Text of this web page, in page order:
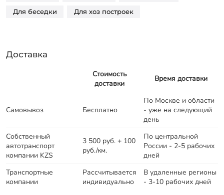
Для беседки Для хоз построек
Доставка
Стоимость
доставки
Время доставки
Самовывоз Бесплатно
По Москве и области
- уже на следующий
день
Собственный
автотранспорт
компании KZS
3 500 руб. + 100
руб./км.
По центральной
России - 2-5 рабочих
дней
Транспортные
компании
Рассчитывается
индивидуально
В удаленные регионы
- 3-10 рабочих дней